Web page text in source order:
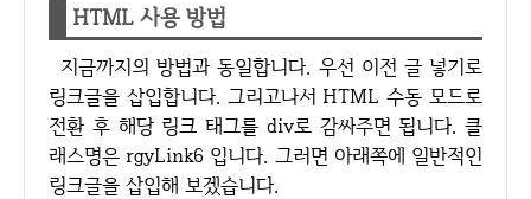
HTML 사용 방법
지금까지의 방법과 동일합니다. 우선 이전 글 넣기로
링크글을 삽입합니다. 그리고나서 HTML 수동 모드로
전환 후 해당 링크 태그를 div로 감싸주면 됩니다. 클
래스명은 rgyLink6 입니다. 그러면 아래쪽에 일반적인
링크글을 삽입해 보겠습니다.